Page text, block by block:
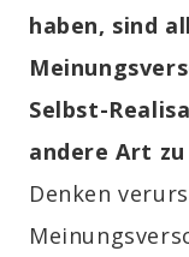
haben, sind
Selbst-
andere Art
Denken